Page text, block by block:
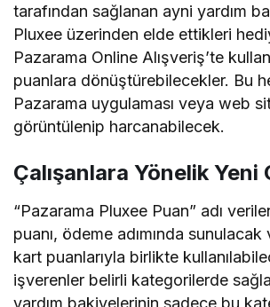
tarafından sağlanan ayni yardım
Pluxee üzerinden elde ettikleri
Pazarama Online Alışveriş’te
puanlara dönüştürebilecekler. Bu
Pazarama uygulaması veya web
görüntülenip harcanabilecek.
Çalışanlara Yönelik Yeni
“Pazarama Pluxee Puan” adı
puanı, ödeme adımında sunulacak
kart puanlarıyla birlikte
işverenler belirli kategorilerde
yardım bakiyelerinin sadece bu